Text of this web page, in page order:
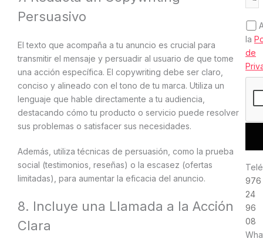
Persuasivo
El texto que acompaña a tu anuncio es crucial para
transmitir el mensaje y persuadir al usuario de que tome
una acción específica. El copywriting debe ser claro,
conciso y alineado con el tono de tu marca. Utiliza un
lenguaje que hable directamente a tu audiencia,
destacando cómo tu producto o servicio puede resolver
sus problemas o satisfacer sus necesidades.
Además, utiliza técnicas de persuasión, como la prueba
social (testimonios, reseñas) o la escasez (ofertas
limitadas), para aumentar la eficacia del anuncio.
8. Incluye una Llamada a la Acción
Clara
la
de
976
24
96
08